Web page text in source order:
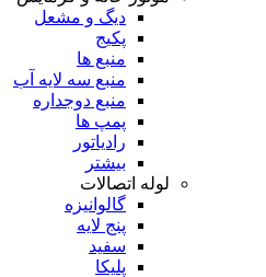
دیگ و مشعل
پکیج
منبع ها
منبع سه لایه آب
منبع دوجداره
پمپ ها
رادیاتور
بیشتر
لوله اتصالات
گالوانیزه
پنج لایه
سفید
پلیکا